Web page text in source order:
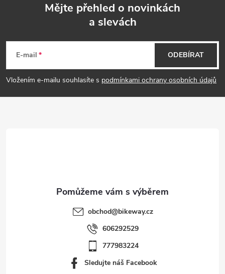
p
Mějte přehled o novinkách
a slevách
E-mail
Vložením e-mailu souhlasíte s podmínkami ochrany osobních údajů
ODEBÍRAT
obchod@bikeway.cz
606292529
777983224
Sledujte náš Facebook